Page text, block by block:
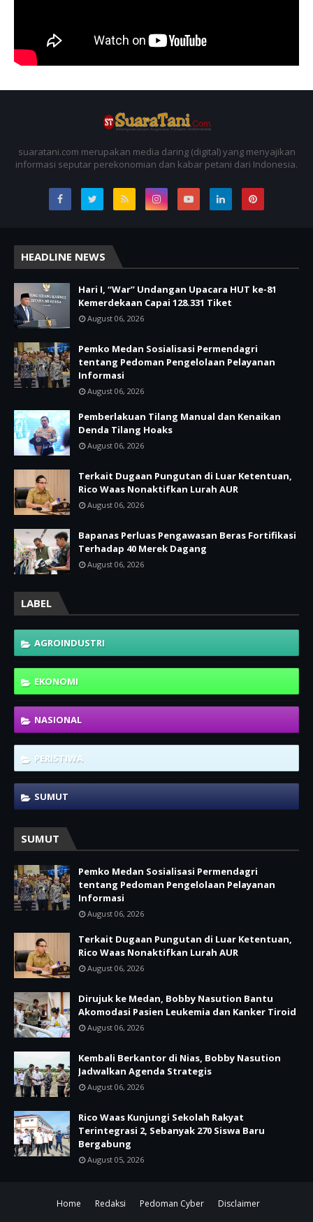
suaratani.com merupakan media daring (digital) yang menyajikan
informasi seputar perekonomian dan kabar petani dari Indonesia.
HEADLINE NEWS
Hari I, “War” Undangan Upacara HUT ke-81
Kemerdekaan Capai 128.331 Tiket
August 06, 2026
Pemko Medan Sosialisasi Permendagri
tentang Pedoman Pengelolaan Pelayanan
Informasi
August 06, 2026
Pemberlakuan Tilang Manual dan Kenaikan
Denda Tilang Hoaks
August 06, 2026
Terkait Dugaan Pungutan di Luar Ketentuan,
Rico Waas Nonaktifkan Lurah AUR
August 06, 2026
Bapanas Perluas Pengawasan Beras Fortifikasi
Terhadap 40 Merek Dagang
August 06, 2026
LABEL
AGROINDUSTRI
EKONOMI
NASIONAL
PERISTIWA
SUMUT
SUMUT
Pemko Medan Sosialisasi Permendagri
tentang Pedoman Pengelolaan Pelayanan
Informasi
August 06, 2026
Terkait Dugaan Pungutan di Luar Ketentuan,
Rico Waas Nonaktifkan Lurah AUR
August 06, 2026
Dirujuk ke Medan, Bobby Nasution Bantu
Akomodasi Pasien Leukemia dan Kanker Tiroid
August 06, 2026
Kembali Berkantor di Nias, Bobby Nasution
Jadwalkan Agenda Strategis
August 06, 2026
Rico Waas Kunjungi Sekolah Rakyat
Terintegrasi 2, Sebanyak 270 Siswa Baru
Bergabung
August 05, 2026
Home Redaksi Pedoman Cyber
Disclaimer